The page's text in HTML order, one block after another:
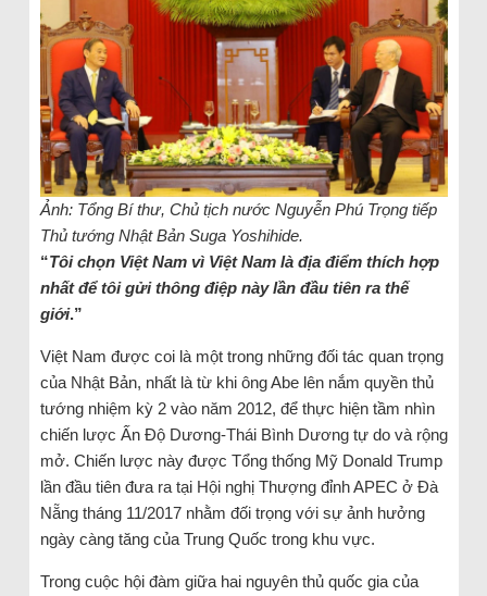
Ảnh: Tổng Bí thư, Chủ tịch nước Nguyễn Phú Trọng tiếp
Thủ tướng Nhật Bản Suga Yoshihide.
“Tôi chọn Việt Nam vì Việt Nam là địa điểm thích hợp
nhất để tôi gửi thông điệp này lần đầu tiên ra thế
giới.”
Việt Nam được coi là một trong những đối tác quan trọng
của Nhật Bản, nhất là từ khi ông Abe lên nắm quyền thủ
tướng nhiệm kỳ 2 vào năm 2012, để thực hiện tầm nhìn
chiến lược Ấn Độ Dương-Thái Bình Dương tự do và rộng
mở. Chiến lược này được Tổng thống Mỹ Donald Trump
lần đầu tiên đưa ra tại Hội nghị Thượng đỉnh APEC ở Đà
Nẵng tháng 11/2017 nhằm đối trọng với sự ảnh hưởng
ngày càng tăng của Trung Quốc trong khu vực.
Trong cuộc hội đàm giữa hai nguyên thủ quốc gia của